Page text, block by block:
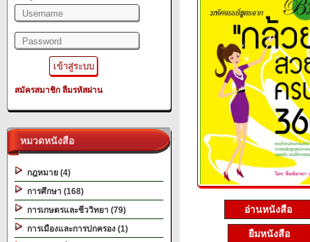
สมัครสมาชิก ลืมรหัสผ่าน
หมวดหนังสือ
กฎหมาย (4)
การศึกษา (168)
การเกษตรและชีววิทยา (79)
การเมืองและการปกครอง (1)
อ่านหนังสือ
ยืมหนังสือ